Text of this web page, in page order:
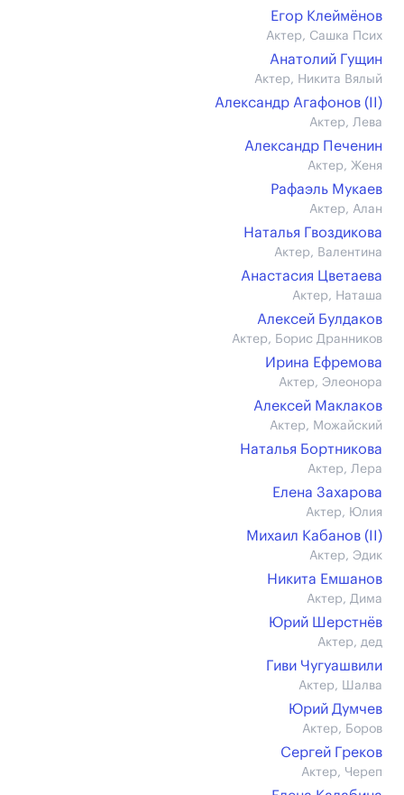
Егор Клеймёнов
Актер, Сашка Псих
Анатолий Гущин
Актер, Никита Вялый
Александр Агафонов (II)
Актер, Лева
Александр Печенин
Актер, Женя
Рафаэль Мукаев
Актер, Алан
Наталья Гвоздикова
Актер, Валентина
Анастасия Цветаева
Актер, Наташа
Алексей Булдаков
Актер, Борис Дранников
Ирина Ефремова
Актер, Элеонора
Алексей Маклаков
Актер, Можайский
Наталья Бортникова
Актер, Лера
Елена Захарова
Актер, Юлия
Михаил Кабанов (II)
Актер, Эдик
Никита Емшанов
Актер, Дима
Юрий Шерстнёв
Актер, дед
Гиви Чугуашвили
Актер, Шалва
Юрий Думчев
Актер, Боров
Сергей Греков
Актер, Череп